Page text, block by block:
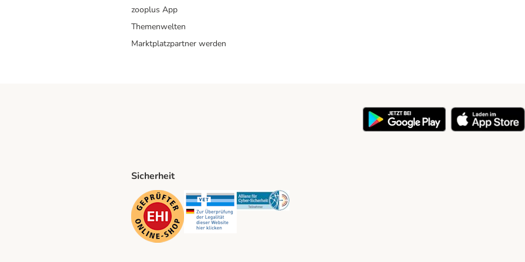
zooplus App
Themenwelten
Marktplatzpartner werden
Method
Sicherheit
Security Security Security